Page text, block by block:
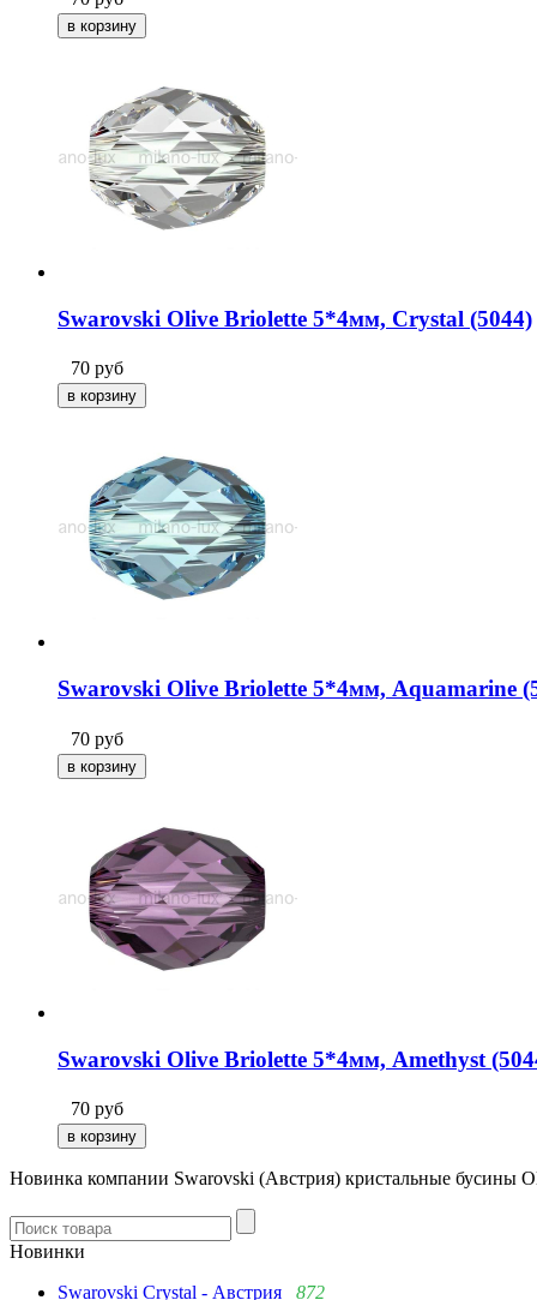
Swarovski Olive Briolette 5*4мм, Crystal (5044)
70 руб
Swarovski Olive Briolette 5*4мм, Aquamarine
70 руб
Swarovski Olive Briolette 5*4мм, Amethyst
70 руб
Новинка компании Swarovski (Австрия) кристальные бусины
Новинки
Swarovski Crystal - Австрия
872